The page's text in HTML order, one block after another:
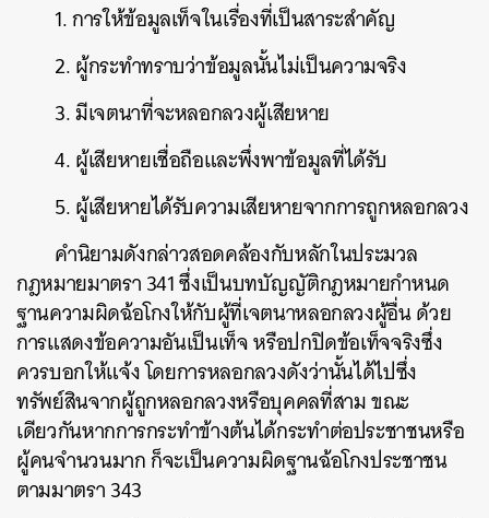
1. การให้ข้อมูลเท็จในเรื่องที่เป็นสาระสำคัญ
2. ผู้กระทำทราบว่าข้อมูลนั้นไม่เป็นความจริง
3. มีเจตนาที่จะหลอกลวงผู้เสียหาย
4. ผู้เสียหายเชื่อถือและพึ่งพาข้อมูลที่ได้รับ
5. ผู้เสียหายได้รับความเสียหายจากการถูกหลอกลวง
คำนิยามดังกล่าวสอดคล้องกับหลักในประมวล
กฎหมายมาตรา 341 ซึ่งเป็นบทบัญญัติกฎหมายกำหนด
ฐานความผิดฉ้อโกงให้กับผู้ที่เจตนาหลอกลวงผู้อื่น ด้วย
การแสดงข้อความอันเป็นเท็จ หรือปกปิดข้อเท็จจริงซึ่ง
ควรบอกให้แจ้ง โดยการหลอกลวงดังว่านั้นได้ไปซึ่ง
ทรัพย์สินจากผู้ถูกหลอกลวงหรือบุคคลที่สาม ขณะ
เดียวกันหากการกระทำข้างต้นได้กระทำต่อประชาชนหรือ
ผู้คนจำนวนมาก ก็จะเป็นความผิดฐานฉ้อโกงประชาชน
ตามมาตรา 343